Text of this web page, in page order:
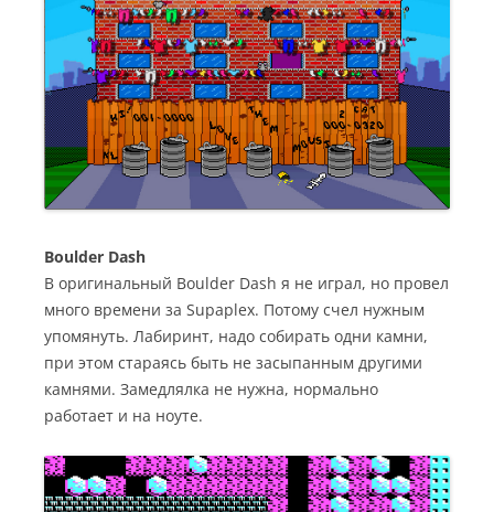
Boulder Dash
В оригинальный Boulder Dash я не играл, но провел
много времени за Supaplex. Потому счел нужным
упомянуть. Лабиринт, надо собирать одни камни,
при этом стараясь быть не засыпанным другими
камнями. Замедлялка не нужна, нормально
работает и на ноуте.